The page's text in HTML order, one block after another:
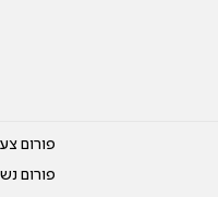
פורום
פורום